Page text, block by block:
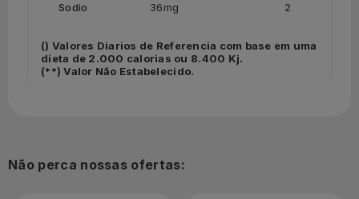
Sodio 36mg 2
() Valores Diarios de Referencia com base em uma
dieta de 2.000 calorias ou 8.400 Kj.
(**) Valor Não Estabelecido.
Não perca nossas ofertas: